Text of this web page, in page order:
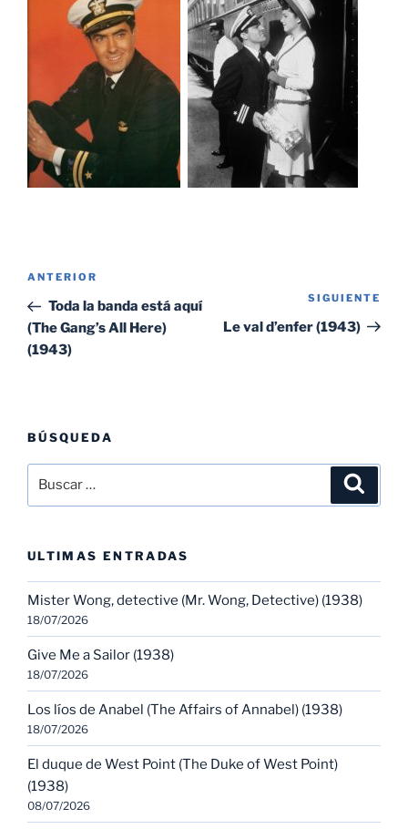
Navegación
entradas
Entrada
anterior:
ANTERIOR
Toda la banda está aquí
(The Gang’s All Here)
(1943)
SIGUIENTE
Le val d’enfer (1943)
BÚSQUEDA
por:
ULTIMAS ENTRADAS
Mister Wong, detective (Mr. Wong, Detective) (1938)
18/07/2026
Give Me a Sailor (1938)
18/07/2026
Los líos de Anabel (The Affairs of Annabel) (1938)
18/07/2026
El duque de West Point (The Duke of West Point)
(1938)
08/07/2026